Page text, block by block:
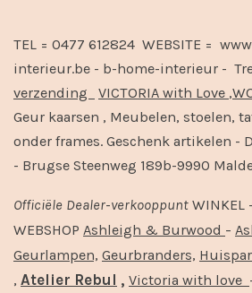
TEL = 0477 612824 WEBSITE =
interieur.be - b-home-interieur -
verzending
VICTORIA with Love ,
Geur kaarsen , Meubelen, stoelen,
onder frames. Geschenk artikelen -
- Brugse Steenweg 189b-9990
Officiële Dealer-verkooppunt WINKEL
WEBSHOP Ashleigh & Burwood -
Geurlampen, Geurbranders,
, Atelier Rebul , Victoria with love